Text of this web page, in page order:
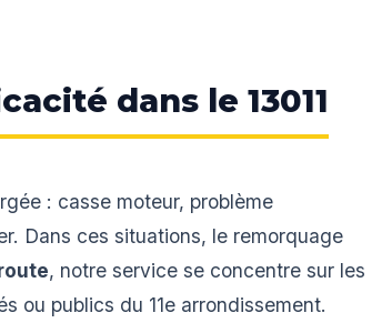
dans le 13011
: casse moteur, problème
Dans ces situations, le remorquage
, notre service se concentre sur les
ou publics du 11e arrondissement.